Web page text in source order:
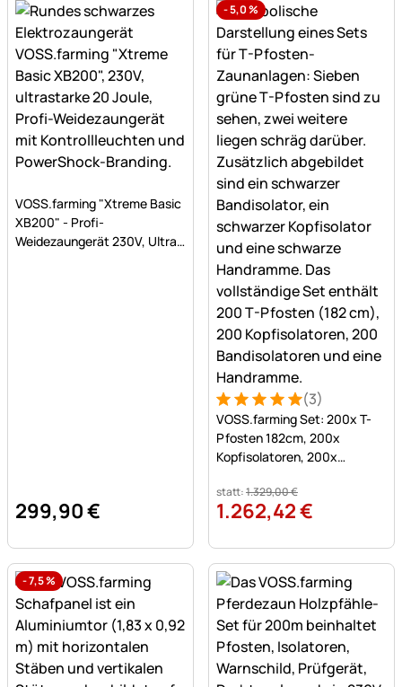
Noch keine Bewertungen abgegeben
VOSS.farming "Xtreme Basic
XB200" - Profi-
Weidezaungerät 230V, Ultra
299,90€
-5,0%
Bewertung: 5 von 5 (3
3 Bewertungen
(3)
VOSS.farming Set: 200x T-
Pfosten 182cm, 200x
Kopfisolatoren, 200x
Handramme
statt:1.329,00€
1.262,42€
-7,5%